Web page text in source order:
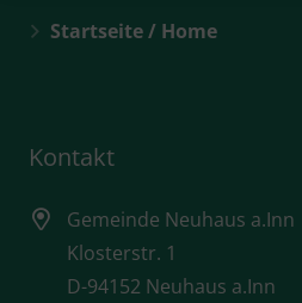
Startseite / Home
Kontakt
Gemeinde Neuhaus a.Inn
Klosterstr. 1
D-94152 Neuhaus a.Inn